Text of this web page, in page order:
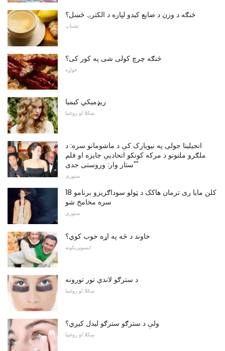
څنګه د وزن د ضایع کیدو لپاره د الکترۍ څښل؟
تشناب
څنګه چرچ کولی شی په کور کی؟
خواړه
ريډميکي کیميا
ښکلا او روغتیا
انجیلینا جولی په نیویارک کې د ماشومانو سره: د
ملګرو ملتونو د مرکه کونکو اتحادیې جایزه او فلم
"ستار وار: وروستی جدی"
ستوری
18 کلن مایا ری ترمان هاکک د ټولو سوداګریزو برنامو
سره مخامخ شو
ستوری
خاوند د څه په اړه خوب کوي؟
ايسوټريکونه
د سترګو لاندې تور تورونه
ښکلا او روغتیا
ولې د سترګو سترګو لیدل کیږي؟
ښکلا او روغتیا